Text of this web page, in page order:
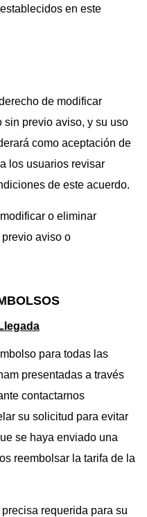
en este
de modificar
sin previo aviso, y su uso
como aceptación de
los usuarios revisar
de este acuerdo.
o eliminar
aviso o
para todas las
presentadas a través
contactarnos
su solicitud para evitar
se haya enviado una
reembolsar la tarifa de la
requerida para su